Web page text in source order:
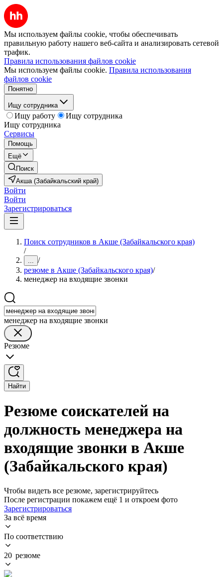
Мы используем файлы cookie, чтобы обеспечивать
правильную работу нашего веб-сайта и анализировать сетевой
трафик.
Правила использования файлов cookie
Мы используем файлы cookie. Правила использования
файлов cookie
Понятно
Ищу сотрудника
Ищу работу
Ищу сотрудника
Ищу сотрудника
Сервисы
Помощь
Ещё
Поиск
Акша (Забайкальский край)
Войти
Войти
Зарегистрироваться
Поиск сотрудников в Акше (Забайкальского края)
/
... /
резюме в Акше (Забайкальского края)/
менеджер на входящие звонки
менеджер на входящие звонки
Резюме
Найти
Резюме соискателей на
должность менеджера на
входящие звонки в Акше
(Забайкальского края)
Чтобы видеть все резюме, зарегистрируйтесь
После регистрации покажем ещё 1 и откроем фото
Зарегистрироваться
За всё время
По соответствию
20 резюме